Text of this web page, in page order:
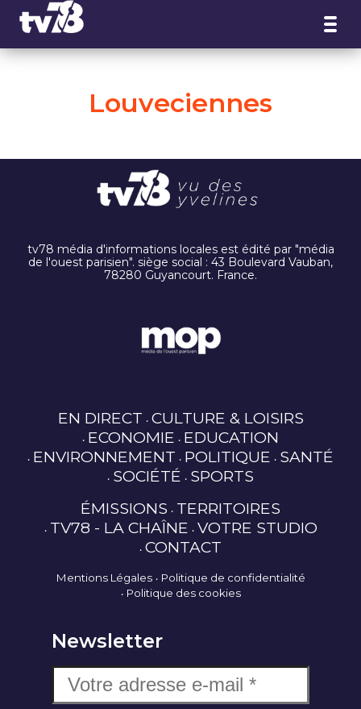
Louveciennes
tv78 média d'informations locales est édité par "média
de l'ouest parisien". siège social : 43 Boulevard Vauban,
78280 Guyancourt. France.
EN DIRECT CULTURE & LOISIRS
ECONOMIE EDUCATION
ENVIRONNEMENT POLITIQUE SANTÉ
SOCIÉTÉ SPORTS
ÉMISSIONS TERRITOIRES
TV78 - LA CHAÎNE VOTRE STUDIO
CONTACT
Mentions Légales
Politique de confidentialité
Politique des cookies
Newsletter
Panneau de gestion des cookies